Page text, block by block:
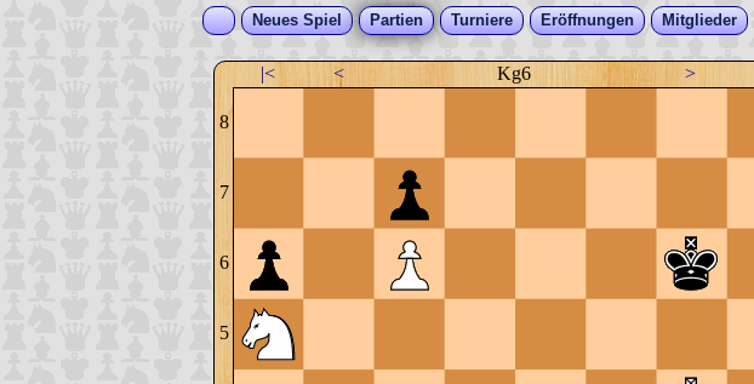
Neues Spiel Partien Turniere Eröffnungen Mitglieder
|< < Kg6 >
8
7
6
5